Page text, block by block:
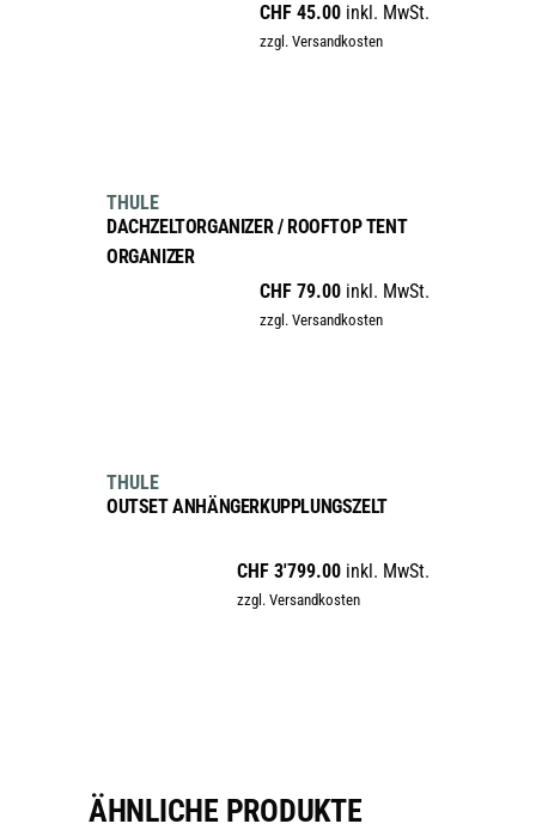
CHF 45.00 inkl. MwSt.
zzgl. Versandkosten
DACHZELTORGANIZER / ROOFTOP TENT
ORGANIZER
CHF 79.00 inkl. MwSt.
zzgl. Versandkosten
THULE
new
OUTSET ANHÄNGERKUPPLUNGSZELT
CHF 3'799.00 inkl. MwSt.
zzgl. Versandkosten
THULE
ÄHNLICHE PRODUKTE